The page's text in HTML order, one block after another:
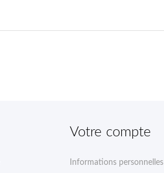
Votre compte
Informations personnelles